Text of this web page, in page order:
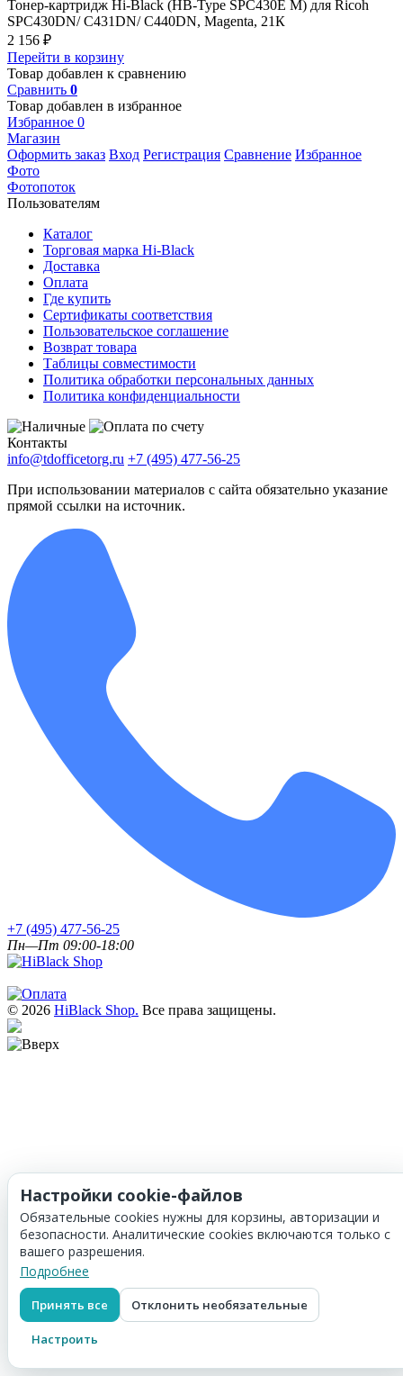
Тонер-картридж Hi-Black (HB-Type SPC430E M) для Ricoh
SPC430DN/ C431DN/ C440DN, Magenta, 21К
2 156 ₽
Перейти в корзину
Товар добавлен к сравнению
Сравнить 0
Товар добавлен в избранное
Избранное 0
Магазин
Оформить заказ Вход Регистрация Сравнение Избранное
Фото
Фотопоток
Пользователям
Каталог
Торговая марка Hi-Black
Доставка
Оплата
Где купить
Сертификаты соответствия
Пользовательское соглашение
Возврат товара
Таблицы совместимости
Политика обработки персональных данных
Политика конфиденциальности
Контакты
info@tdofficetorg.ru +7 (495) 477-56-25
При использовании материалов с сайта обязательно указание
прямой ссылки на источник.
+7 (495) 477-56-25
Пн—Пт 09:00-18:00
© 2026 HiBlack Shop. Все права защищены.
Настройки cookie-файлов
Обязательные cookies нужны для корзины, авторизации и
безопасности. Аналитические cookies включаются только с
вашего разрешения.
Подробнее
Принять все Отклонить необязательные
Настроить